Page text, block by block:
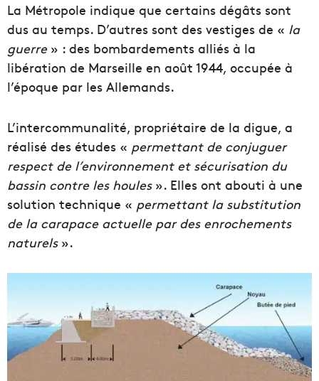
La Métropole indique que certains dégâts sont
dus au temps. D’autres sont des vestiges de « la
guerre» : des bombardements alliés à la
libération de Marseille en août 1944, occupée à
l’époque par les Allemands.
L’intercommunalité, propriétaire de la digue, a
réalisé des études « permettant de conjuguer
respect de l’environnement et sécurisation du
bassin contre les houles». Elles ont abouti à une
solution technique « permettant la substitution
de la carapace actuelle par des enrochements
naturels».